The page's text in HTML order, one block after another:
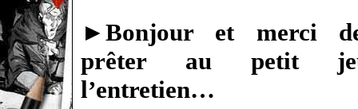
►Bonjour et merci
prêter au petit
l’entretien…